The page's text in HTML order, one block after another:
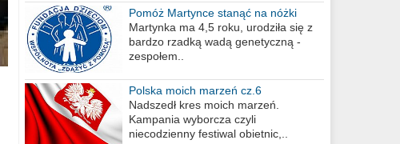
Pomóż Martynce stanąć na nóżki
Martynka ma 4,5 roku, urodziła się z
bardzo rzadką wadą genetyczną -
zespołem..
Polska moich marzeń cz.6
Nadszedł kres moich marzeń.
Kampania wyborcza czyli
niecodzienny festiwal obietnic,..